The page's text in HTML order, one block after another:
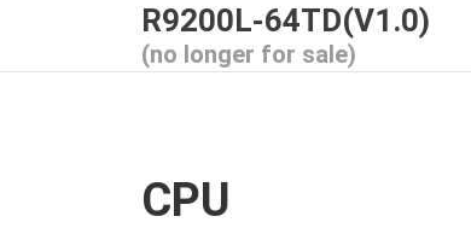
R9200L-64TD(V1.0)
(no longer for sale)
CPU